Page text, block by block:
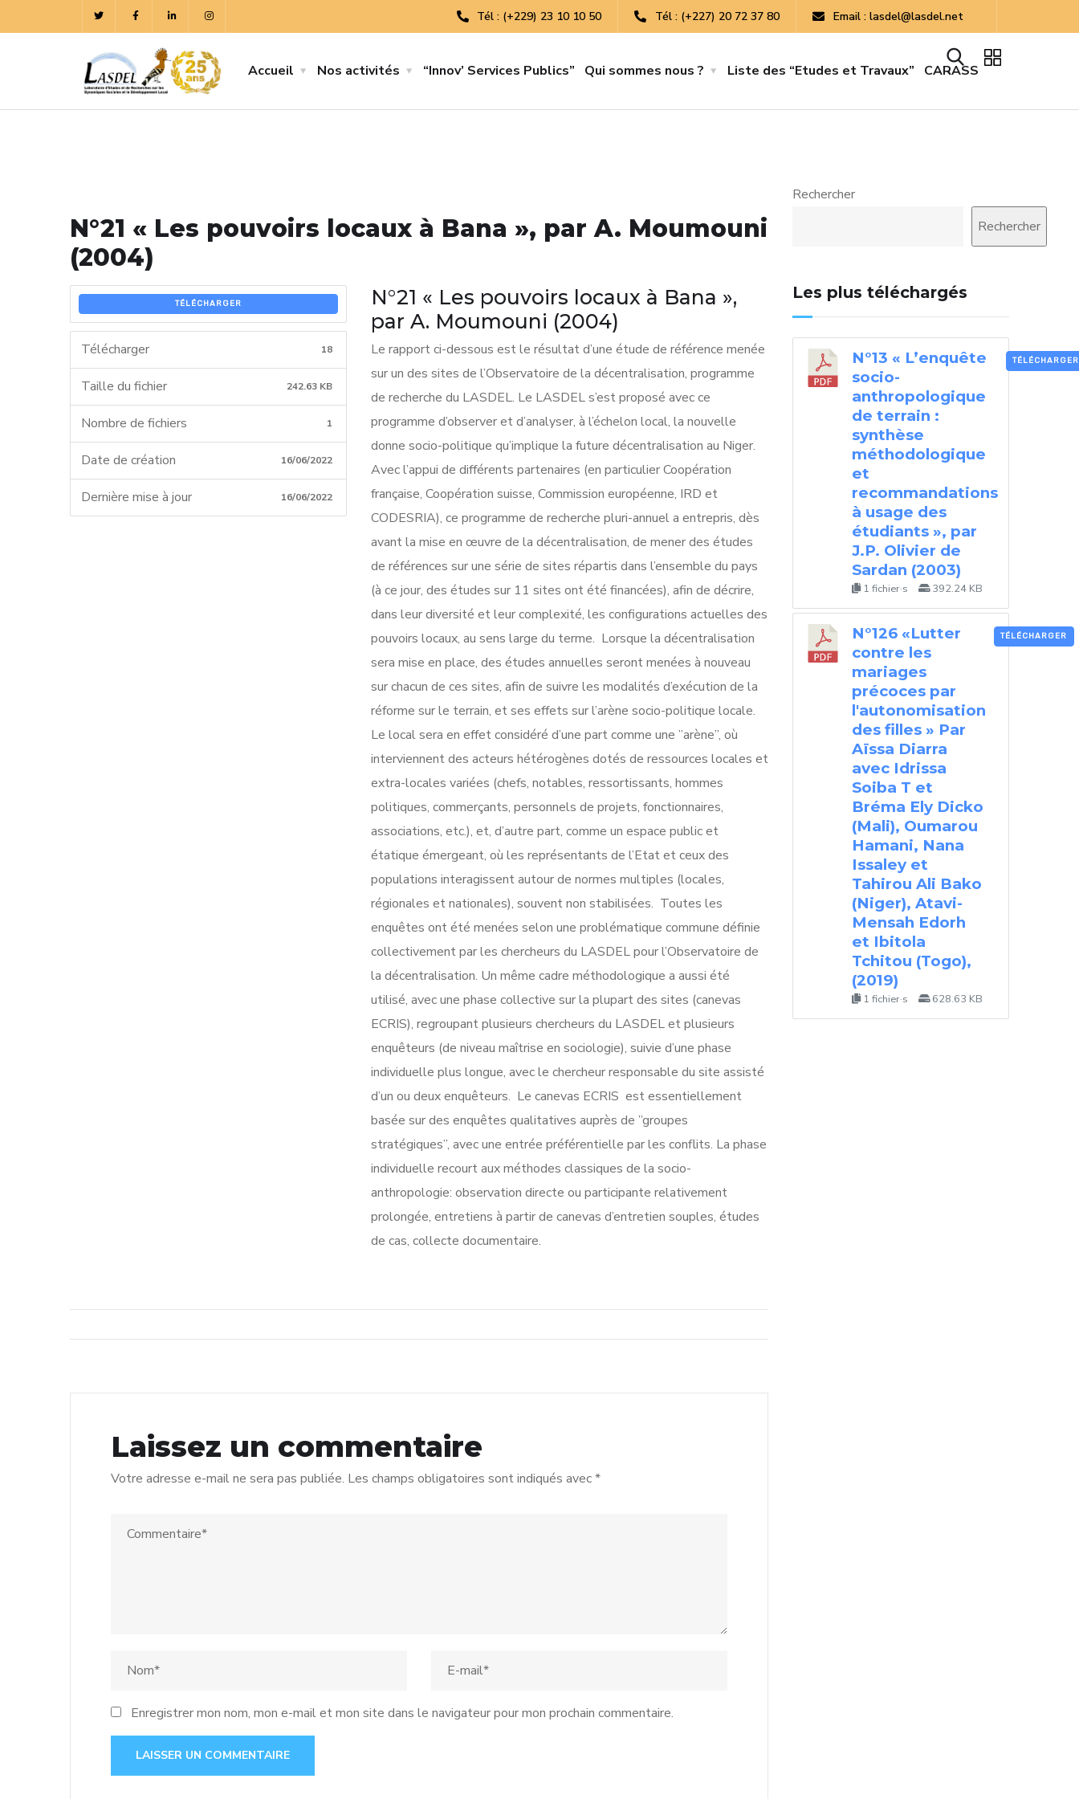
Tél : (+229) 23 10 10 50 Tél : (+227) 20 72 37 80 Email : lasdel@lasdel.net
Accueil Nos activités “Innov’ Services Publics” Qui sommes nous ? Liste des “Etudes et Travaux” CARASS
N°21 « Les pouvoirs locaux à Bana », par A. Moumouni
(2004)
TÉLÉCHARGER
Télécharger 18
Taille du fichier 242.63 KB
Nombre de fichiers 1
Date de création 16/06/2022
Dernière mise à jour 16/06/2022
N°21 « Les pouvoirs locaux à Bana »,
par A. Moumouni (2004)
Le rapport ci-dessous est le résultat d’une étude de référence menée
sur un des sites de l’Observatoire de la décentralisation, programme
de recherche du LASDEL. Le LASDEL s’est proposé avec ce
programme d’observer et d’analyser, à l’échelon local, la nouvelle
donne socio-politique qu’implique la future décentralisation au Niger.
Avec l’appui de différents partenaires (en particulier Coopération
française, Coopération suisse, Commission européenne, IRD et
CODESRIA), ce programme de recherche pluri-annuel a entrepris, dès
avant la mise en œuvre de la décentralisation, de mener des études
de références sur une série de sites répartis dans l’ensemble du pays
(à ce jour, des études sur 11 sites ont été financées), afin de décrire,
dans leur diversité et leur complexité, les configurations actuelles des
pouvoirs locaux, au sens large du terme. Lorsque la décentralisation
sera mise en place, des études annuelles seront menées à nouveau
sur chacun de ces sites, afin de suivre les modalités d’exécution de la
réforme sur le terrain, et ses effets sur l’arène socio-politique locale.
Le local sera en effet considéré d’une part comme une ”arène”, où
interviennent des acteurs hétérogènes dotés de ressources locales et
extra-locales variées (chefs, notables, ressortissants, hommes
politiques, commerçants, personnels de projets, fonctionnaires,
associations, etc.), et, d’autre part, comme un espace public et
étatique émergeant, où les représentants de l’Etat et ceux des
populations interagissent autour de normes multiples (locales,
régionales et nationales), souvent non stabilisées. Toutes les
enquêtes ont été menées selon une problématique commune définie
collectivement par les chercheurs du LASDEL pour l’Observatoire de
la décentralisation. Un même cadre méthodologique a aussi été
utilisé, avec une phase collective sur la plupart des sites (canevas
ECRIS), regroupant plusieurs chercheurs du LASDEL et plusieurs
enquêteurs (de niveau maîtrise en sociologie), suivie d’une phase
individuelle plus longue, avec le chercheur responsable du site assisté
d’un ou deux enquêteurs. Le canevas ECRIS est essentiellement
basée sur des enquêtes qualitatives auprès de ”groupes
stratégiques”, avec une entrée préférentielle par les conflits. La phase
individuelle recourt aux méthodes classiques de la socio-
anthropologie: observation directe ou participante relativement
prolongée, entretiens à partir de canevas d’entretien souples, études
de cas, collecte documentaire.
Laissez un commentaire
Votre adresse e-mail ne sera pas publiée. Les champs obligatoires sont indiqués avec*
Enregistrer mon nom, mon e-mail et mon site dans le navigateur pour mon prochain commentaire.
Rechercher
Rechercher
Les plus téléchargés
N°13 « L’enquête
socio-
anthropologique
de terrain :
synthèse
méthodologique
et
recommandations
à usage des
étudiants », par
J.P. Olivier de
Sardan (2003)
1 fichier·s 392.24 KB
TÉLÉCHARGER
N°126 «Lutter
contre les
mariages
précoces par
l'autonomisation
des filles » Par
Aïssa Diarra
avec Idrissa
Soiba T et
Bréma Ely Dicko
(Mali), Oumarou
Hamani, Nana
Issaley et
Tahirou Ali Bako
(Niger), Atavi-
Mensah Edorh
et Ibitola
Tchitou (Togo),
(2019)
1 fichier·s 628.63 KB
TÉLÉCHARGER